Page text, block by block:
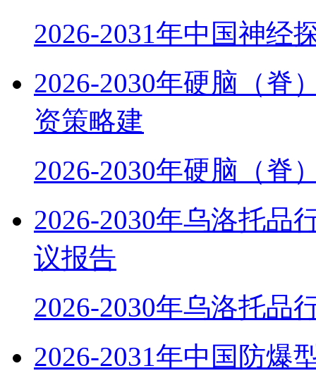
2026-2031年中国神经
2026-2030年硬脑（脊
资策略建
2026-2030年硬脑（脊
2026-2030年乌洛托品
议报告
2026-2030年乌洛托品
2026-2031年中国防爆